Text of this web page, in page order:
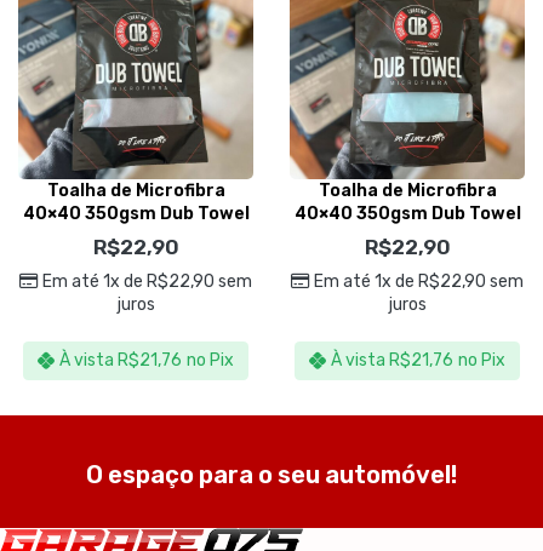
Toalha de Microfibra
40×40 350gsm Dub Towel
Cinza- Dub Boyz
R$22,90
Em até 1x de R$22,90 sem
juros
À vista R$21,76 no Pix
Toalha de Microfibra
40×40 350gsm Dub Towel
Azul – Dub Boyz
R$22,90
Em até 1x de R$22,90 sem
juros
À vista R$21,76 no Pix
O espaço para o seu automóvel!